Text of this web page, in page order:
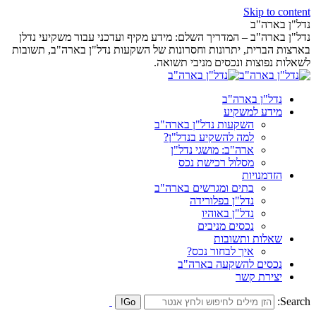
Skip to content
נדל"ן בארה"ב
נדל"ן בארה"ב – המדריך השלם: מידע מקיף ועדכני עבור משקיעי נדלן
בארצות הברית, יתרונות וחסרונות של השקעות נדל"ן בארה"ב, תשובות
לשאלות נפוצות ונכסים מניבי תשואה.
נדל"ן בארה"ב
מידע למשקיע
השקעות נדל"ן בארה"ב
למה להשקיע בנדל"ן?
ארה"ב: מושגי נדל"ן
מסלול רכישת נכס
הזדמנויות
בתים ומגרשים בארה"ב
נדל"ן בפלורידה
נדל"ן באוהיו
נכסים מניבים
שאלות ותשובות
איך לבחור נכס?
נכסים להשקעה בארה"ב
יצירת קשר
Search: